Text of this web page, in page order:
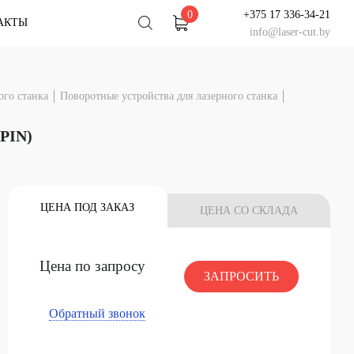
У Вас есть вопрос?
0
+375 17 336-34-21
info@laser-cut.by
станка
Поворотные устройства для лазерного станка
ЦЕНА ПОД ЗАКАЗ ЦЕНА СО СКЛАДА
Цена по запросу
ЗАПРОСИТЬ
Обратный звонок